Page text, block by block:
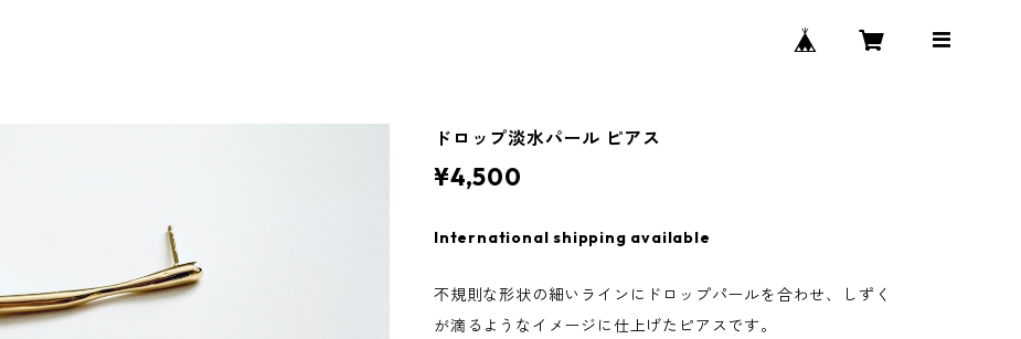
ドロップ淡水パール ピアス
¥4,500
International shipping available
不規則な形状の細いラインにドロップパールを合わせ、しずく
が滴るようなイメージに仕上げたピアスです。